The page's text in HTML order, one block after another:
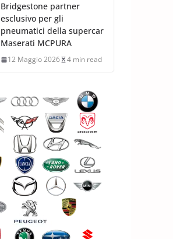
Bridgestone partner
esclusivo per gli
pneumatici della supercar
Maserati MCPURA
12 Maggio 2026 4 min read